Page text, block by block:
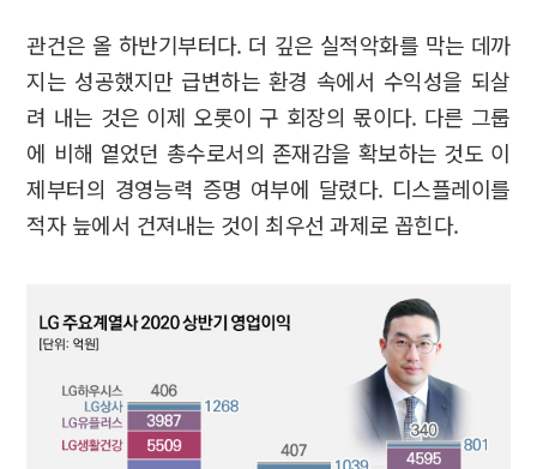
관건은 올 하반기부터다. 더 깊은 실적악화를 막는 데까
지는 성공했지만 급변하는 환경 속에서 수익성을 되살
려 내는 것은 이제 오롯이 구 회장의 몫이다. 다른 그룹
에 비해 옅었던 총수로서의 존재감을 확보하는 것도 이
제부터의 경영능력 증명 여부에 달렸다. 디스플레이를
적자 늪에서 건져내는 것이 최우선 과제로 꼽힌다.